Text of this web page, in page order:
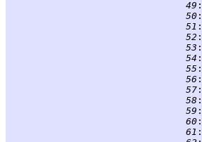
  49
:
  50
:
  51
:
  52
:
  53
:
  54
:
  55
:
  56
:
  57
:
  58
:
  59
:
  60
:
  61
: